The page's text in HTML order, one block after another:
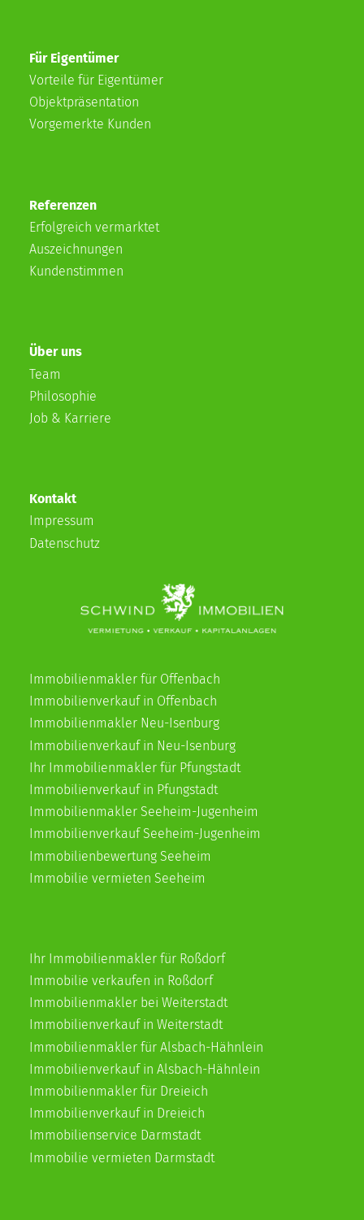
Für Eigentümer
Vorteile für Eigentümer
Objektpräsentation
Vorgemerkte Kunden
Referenzen
Erfolgreich vermarktet
Auszeichnungen
Kundenstimmen
Über uns
Team
Philosophie
Job & Karriere
Kontakt
Impressum
Datenschutz
Immobilienmakler für Offenbach
Immobilienverkauf in Offenbach
Immobilienmakler Neu-Isenburg
Immobilienverkauf in Neu-Isenburg
Ihr Immobilienmakler für Pfungstadt
Immobilienverkauf in Pfungstadt
Immobilienmakler Seeheim-Jugenheim
Immobilienverkauf Seeheim-Jugenheim
Immobilienbewertung Seeheim
Immobilie vermieten Seeheim
Ihr Immobilienmakler für Roßdorf
Immobilie verkaufen in Roßdorf
Immobilienmakler bei Weiterstadt
Immobilienverkauf in Weiterstadt
Immobilienmakler für Alsbach-Hähnlein
Immobilienverkauf in Alsbach-Hähnlein
Immobilienmakler für Dreieich
Immobilienverkauf in Dreieich
Immobilienservice Darmstadt
Immobilie vermieten Darmstadt